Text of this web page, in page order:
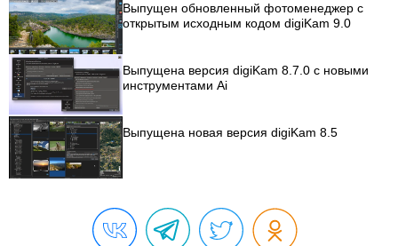
Выпущен обновленный фотоменеджер с
открытым исходным кодом digiKam 9.0
Выпущена версия digiKam 8.7.0 с новыми
инструментами Ai
Выпущена новая версия digiKam 8.5